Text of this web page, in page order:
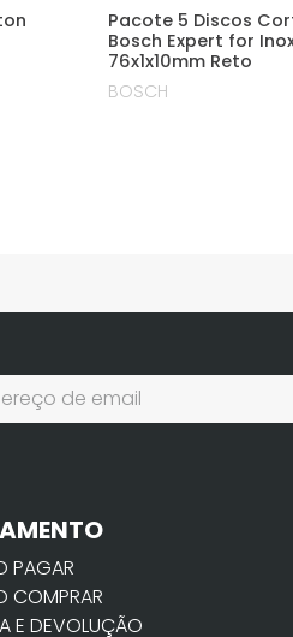
Pacote 5 Discos
Bosch Expert for
76x1x10mm Reto
BOSCH
PAGAR
COMPRAR
E DEVOLUÇÃO